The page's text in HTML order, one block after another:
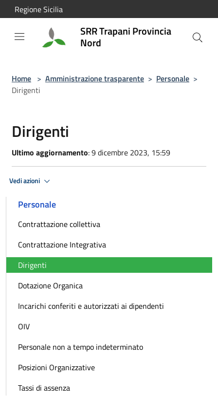
Salta al contenuto principale
Regione Sicilia
SRR Trapani Provincia
Nord
Home > Amministrazione trasparente > Personale >
Dirigenti
Dirigenti
Ultimo aggiornamento: 9 dicembre 2023, 15:59
Vedi azioni
Personale
Contrattazione collettiva
Contrattazione Integrativa
Dirigenti
Dotazione Organica
Incarichi conferiti e autorizzati ai dipendenti
OIV
Personale non a tempo indeterminato
Posizioni Organizzative
Tassi di assenza